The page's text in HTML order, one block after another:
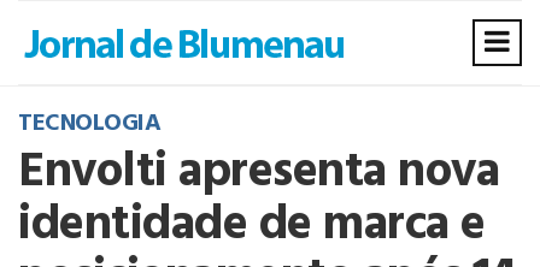
TECNOLOGIA
Envolti apresenta nova
identidade de marca e